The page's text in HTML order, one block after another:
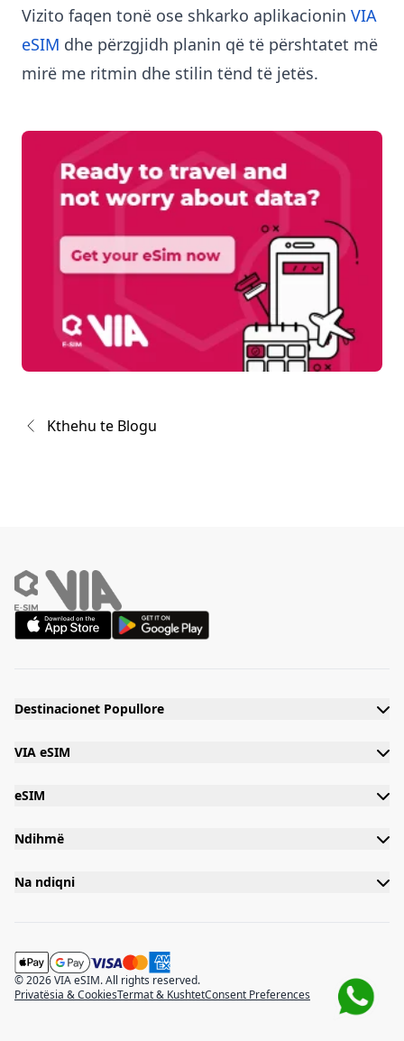
Vizito faqen tonë ose shkarko aplikacionin VIA
eSIM dhe përzgjidh planin që të përshtatet më
mirë me ritmin dhe stilin tënd të jetës.
Kthehu te Blogu
Destinacionet Popullore
VIA eSIM
eSIM
Ndihmë
Na ndiqni
© 2026 VIA eSIM. All rights reserved.
Privatësia & CookiesTermat & KushtetConsent Preferences